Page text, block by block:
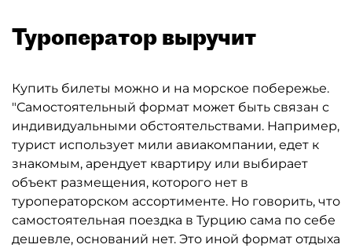
Туроператор выручит
Купить билеты можно и на морское побережье.
"Самостоятельный формат может быть связан с
индивидуальными обстоятельствами. Например,
турист использует мили авиакомпании, едет к
знакомым, арендует квартиру или выбирает
объект размещения, которого нет в
туроператорском ассортименте. Но говорить, что
самостоятельная поездка в Турцию сама по себе
дешевле, оснований нет. Это иной формат отдыха